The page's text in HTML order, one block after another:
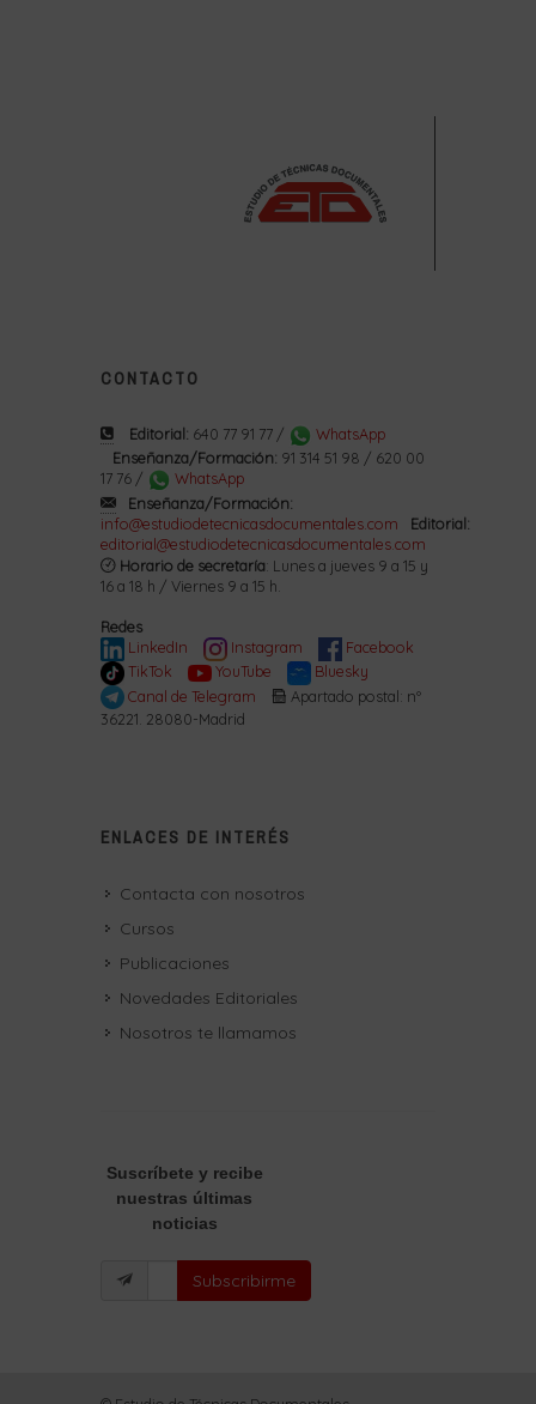
CONTACTO
Editorial: 640 77 91 77 /
WhatsApp
Enseñanza/Formación: 91 314 51 98 / 620 00
17 76 /
WhatsApp
Enseñanza/Formación:
info@estudiodetecnicasdocumentales.com
Editorial:
editorial@estudiodetecnicasdocumentales.com
Horario de secretaría: Lunes a jueves 9 a 15 y
16 a 18 h / Viernes 9 a 15 h.
Redes
LinkedIn
Instagram
Facebook
TikTok
YouTube
Bluesky
Canal de Telegram
Apartado postal: nº
36221. 28080-Madrid
ENLACES DE INTERÉS
Contacta con nosotros
Cursos
Publicaciones
Novedades Editoriales
Nosotros te llamamos
Suscríbete y recibe
nuestras últimas
noticias
Subscribirme